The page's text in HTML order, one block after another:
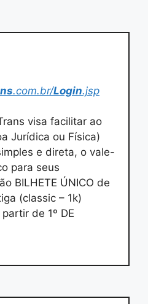
.com.br/Login.jsp
visa facilitar ao
Jurídica ou Física)
e direta, o vale-
para seus
BILHETE ÚNICO de
(classic – 1k)
de 1º DE